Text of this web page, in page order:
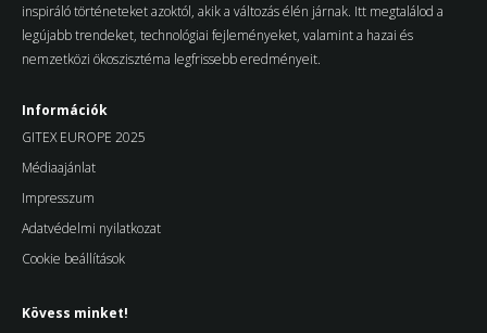
inspiráló történeteket azoktól, akik a változás élén járnak. Itt megtalálod a
legújabb trendeket, technológiai fejleményeket, valamint a hazai és
nemzetközi ökoszisztéma legfrissebb eredményeit.
Információk
GITEX EUROPE 2025
Médiaajánlat
Impresszum
Adatvédelmi nyilatkozat
Cookie beállítások
Kövess minket!